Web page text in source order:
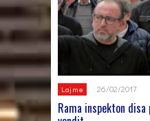
Lajme 26/02/2017
Rama inspekton